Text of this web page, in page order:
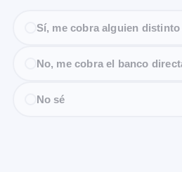
Sí, me cobra alguien
No, me cobra el banco
No sé